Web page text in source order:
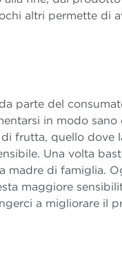
altri permette di
parte del
in modo
frutta, quello dove
Una volta
madre di famiglia.
maggiore
a migliorare il